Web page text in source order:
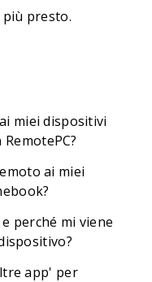
presto.
miei dispositivi
ai miei
perché mi viene
app' per